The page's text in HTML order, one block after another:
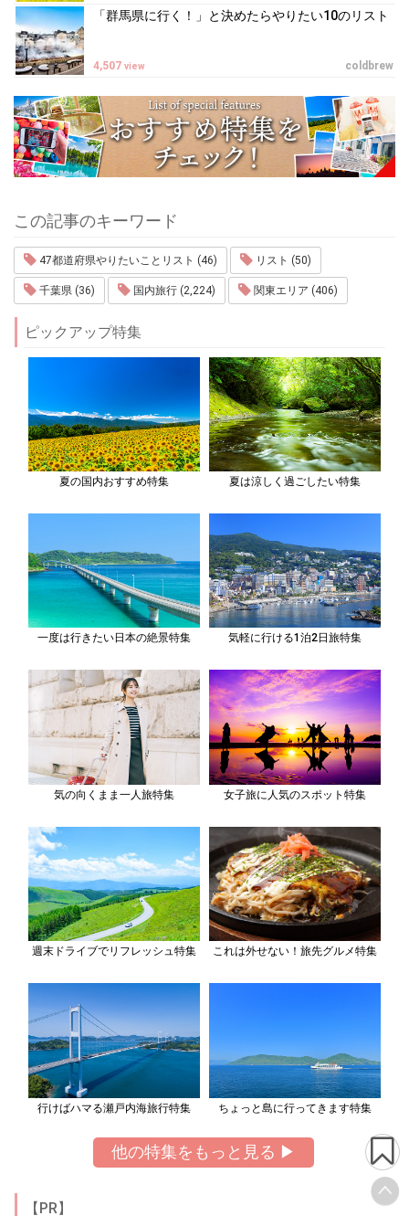
「群馬県に行く！」と決めたらやりたい10のリスト
coldbrew
4,507 view
この記事のキーワード
47都道府県やりたいことリスト (46) リスト (50)
千葉県 (36) 国内旅行 (2,224) 関東エリア (406)
ピックアップ特集
夏の国内おすすめ特集 夏は涼しく過ごしたい特集
一度は行きたい日本の絶景特集 気軽に行ける1泊2日旅特集
気の向くまま一人旅特集 女子旅に人気のスポット特集
週末ドライブでリフレッシュ特集 これは外せない！旅先グルメ特集
行けばハマる瀬戸内海旅行特集 ちょっと島に行ってきます特集
他の特集をもっと見る ▶
【PR】